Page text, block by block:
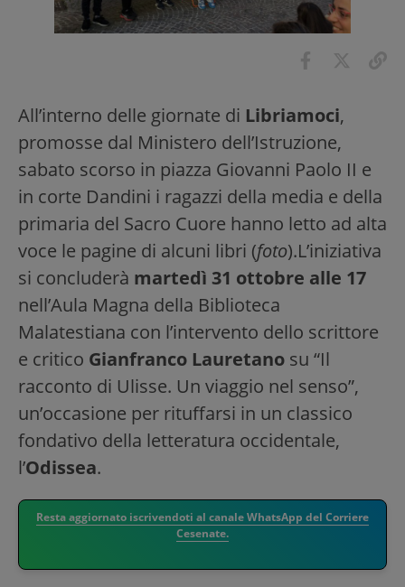
All’interno delle giornate di Libriamoci,
promosse dal Ministero dell’Istruzione,
sabato scorso in piazza Giovanni Paolo II e
in corte Dandini i ragazzi della media e della
primaria del Sacro Cuore hanno letto ad alta
voce le pagine di alcuni libri (foto).L’iniziativa
si concluderà martedì 31 ottobre alle 17
nell’Aula Magna della Biblioteca
Malatestiana con l’intervento dello scrittore
e critico Gianfranco Lauretano su “Il
racconto di Ulisse. Un viaggio nel senso”,
un’occasione per rituffarsi in un classico
fondativo della letteratura occidentale,
l’Odissea.
Resta aggiornato iscrivendoti al canale WhatsApp del Corriere
Cesenate.